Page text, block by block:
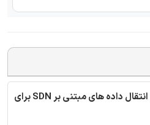
ترجمه مقاله امنیت انتقال داده های مبتنی بر SDN برای